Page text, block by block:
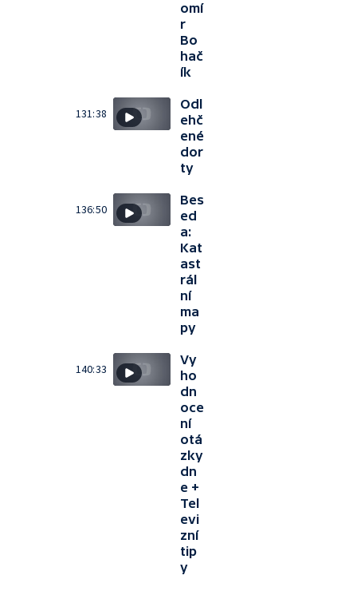
omí
r
Bo
hač
ík
131:38
Odl
ehč
ené
dor
ty
136:50
Bes
ed
a:
Kat
ast
rál
ní
ma
py
140:33
Vy
ho
dn
oce
ní
otá
zky
dn
e +
Tel
evi
zní
tip
y